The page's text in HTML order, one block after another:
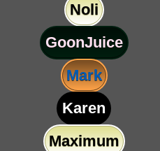
Noli
GoonJuice
Mark
Karen
Maximum